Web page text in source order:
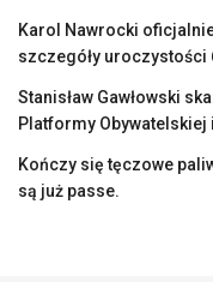
Karol Nawrocki
szczegóły uroczystości
Stanisław Gawłowski
Platformy Obywatelskiej
Kończy się tęczowe
są już passe.